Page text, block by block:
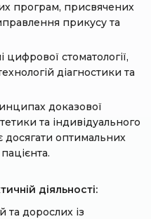
програм, присвячених
прикусу та
стоматології,
діагностики та
доказової
та індивідуального
досягати оптимальних
діяльності:
та дорослих із